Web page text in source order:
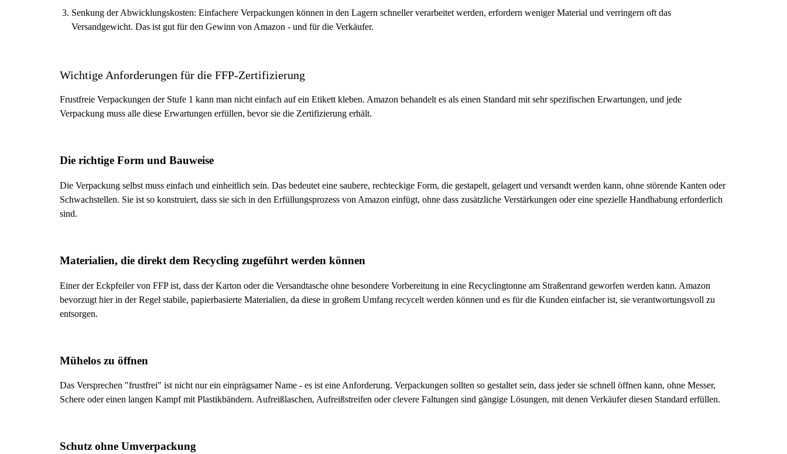
Senkung der Abwicklungskosten: Einfachere Verpackungen können in den Lagern schneller verarbeitet werden, erfordern weniger Material und verringern oft das
Versandgewicht. Das ist gut für den Gewinn von Amazon - und für die Verkäufer.
Wichtige Anforderungen für die FFP-Zertifizierung
Frustfreie Verpackungen der Stufe 1 kann man nicht einfach auf ein Etikett kleben. Amazon behandelt es als einen Standard mit sehr spezifischen Erwartungen, und jede
Verpackung muss alle diese Erwartungen erfüllen, bevor sie die Zertifizierung erhält.
Die richtige Form und Bauweise
Die Verpackung selbst muss einfach und einheitlich sein. Das bedeutet eine saubere, rechteckige Form, die gestapelt, gelagert und versandt werden kann, ohne störende Kanten oder
Schwachstellen. Sie ist so konstruiert, dass sie sich in den Erfüllungsprozess von Amazon einfügt, ohne dass zusätzliche Verstärkungen oder eine spezielle Handhabung erforderlich
sind.
Materialien, die direkt dem Recycling zugeführt werden können
Einer der Eckpfeiler von FFP ist, dass der Karton oder die Versandtasche ohne besondere Vorbereitung in eine Recyclingtonne am Straßenrand geworfen werden kann. Amazon
bevorzugt hier in der Regel stabile, papierbasierte Materialien, da diese in großem Umfang recycelt werden können und es für die Kunden einfacher ist, sie verantwortungsvoll zu
entsorgen.
Mühelos zu öffnen
Das Versprechen "frustfrei" ist nicht nur ein einprägsamer Name - es ist eine Anforderung. Verpackungen sollten so gestaltet sein, dass jeder sie schnell öffnen kann, ohne Messer,
Schere oder einen langen Kampf mit Plastikbändern. Aufreißlaschen, Aufreißstreifen oder clevere Faltungen sind gängige Lösungen, mit denen Verkäufer diesen Standard erfüllen.
Schutz ohne Umverpackung